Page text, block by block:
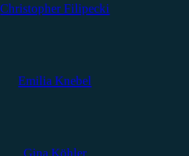
Christopher Filipecki
Emilia Knebel
Gina Köhler